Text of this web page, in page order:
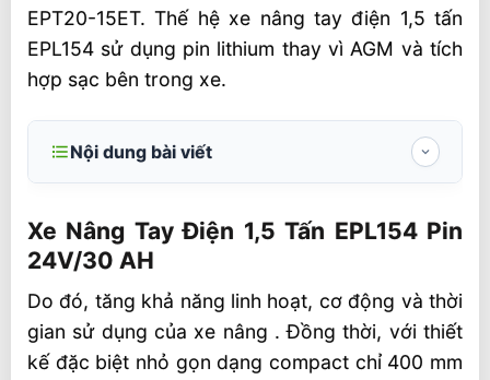
EPT20-15ET. Thế hệ xe nâng tay điện 1,5 tấn
EPL154 sử dụng pin lithium thay vì AGM và tích
hợp sạc bên trong xe.
Nội dung bài viết
24V/30 AH
Ưu điểm xe nâng tay điện 1,5 tấn Lithium
EPL154
Phân tích thông số kỹ thuật xe nâng tay
điện 1,5 tấn Li-ion EPL154
Xe Nâng Tay Điện 1,5 Tấn EPL154 Pin
24V/30 AH
Do đó, tăng khả năng linh hoạt, cơ động và thời
gian sử dụng của xe nâng . Đồng thời, với thiết
kế đặc biệt nhỏ gọn dạng compact chỉ 400 mm